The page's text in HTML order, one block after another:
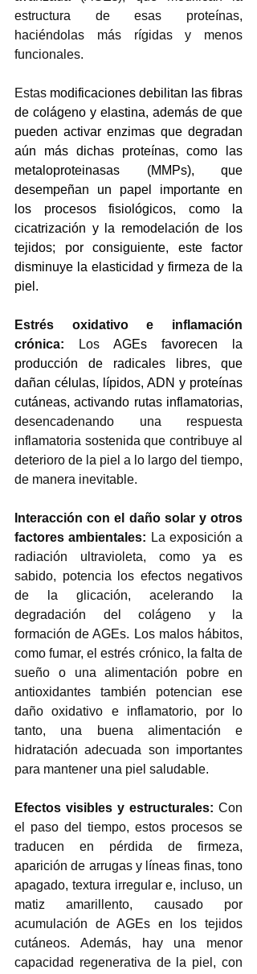
estructura de esas proteínas,
haciéndolas más rígidas y menos
funcionales.
Estas modificaciones debilitan las fibras
de colágeno y elastina, además de que
pueden activar enzimas que degradan
aún más dichas proteínas, como las
metaloproteinasas (MMPs), que
desempeñan un papel importante en
los procesos fisiológicos, como la
cicatrización y la remodelación de los
tejidos; por consiguiente, este factor
disminuye la elasticidad y firmeza de la
piel.
Estrés oxidativo e inflamación
crónica:
Los AGEs favorecen la
producción de radicales libres, que
dañan células, lípidos, ADN y proteínas
desencadenando una respuesta
inflamatoria sostenida que contribuye al
deterioro de la piel a lo largo del tiempo,
de manera inevitable.
Interacción con el daño solar y otros
factores ambientales: La exposición a
radiación ultravioleta, como ya es
sabido, potencia los efectos negativos
de la glicación, acelerando la
degradación del colágeno y la
formación de AGEs. Los malos hábitos,
como fumar, el estrés crónico, la falta de
sueño o una alimentación pobre en
antioxidantes también potencian ese
daño oxidativo e inflamatorio, por lo
tanto, una buena alimentación e
hidratación adecuada son importantes
para mantener una piel saludable.
Efectos visibles y estructurales: Con
el paso del tiempo, estos procesos se
traducen en pérdida de firmeza,
aparición de arrugas y líneas finas, tono
apagado, textura irregular e, incluso, un
matiz amarillento, causado por
acumulación de AGEs en los tejidos
cutáneos. Además, hay una menor
capacidad regenerativa de la piel, con